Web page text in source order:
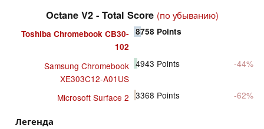
Octane V2 - Total Score (по убыванию)
Toshiba Chromebook CB30-
102
8758 Points
Samsung Chromebook
XE303C12-A01US
4943 Points -44%
Microsoft Surface 2 3368 Points -62%
Легенда